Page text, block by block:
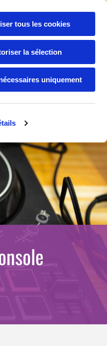
tous les cookies
la sélection
uniquement
05 94 30 59 44